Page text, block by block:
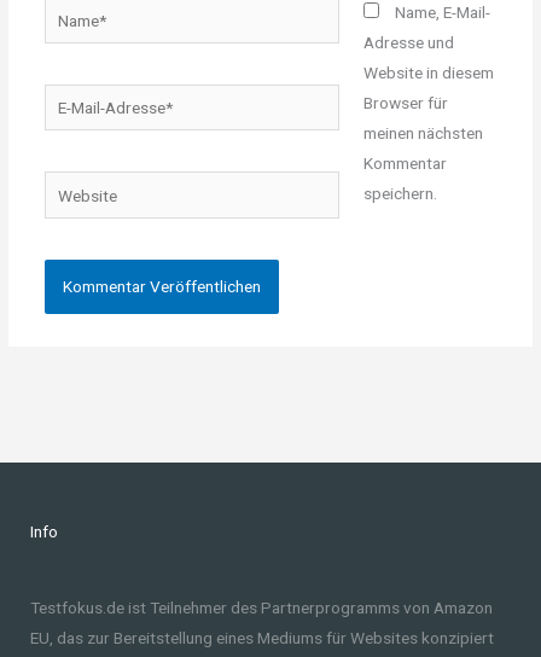
Mail-
Website
Name, E-Mail-
Adresse und
Website in diesem
Browser für
meinen nächsten
Kommentar
speichern.
Info
Testfokus.de ist Teilnehmer des Partnerprogramms von Amazon
EU, das zur Bereitstellung eines Mediums für Websites konzipiert